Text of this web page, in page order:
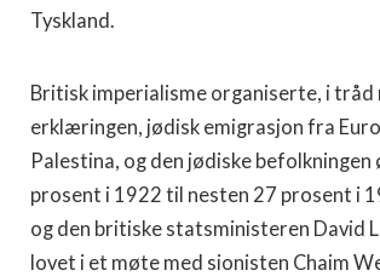
Tyskland.
Britisk imperialisme organiserte, i tråd
erklæringen, jødisk emigrasjon fra
Palestina, og den jødiske befolkningen
prosent i 1922 til nesten 27 prosent i
og den britiske statsministeren David
lovet i et møte med sionisten Chaim